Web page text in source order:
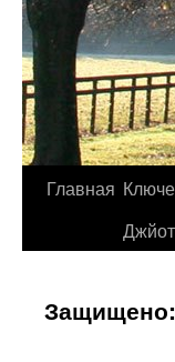
Перейти
Главная
Защищено: